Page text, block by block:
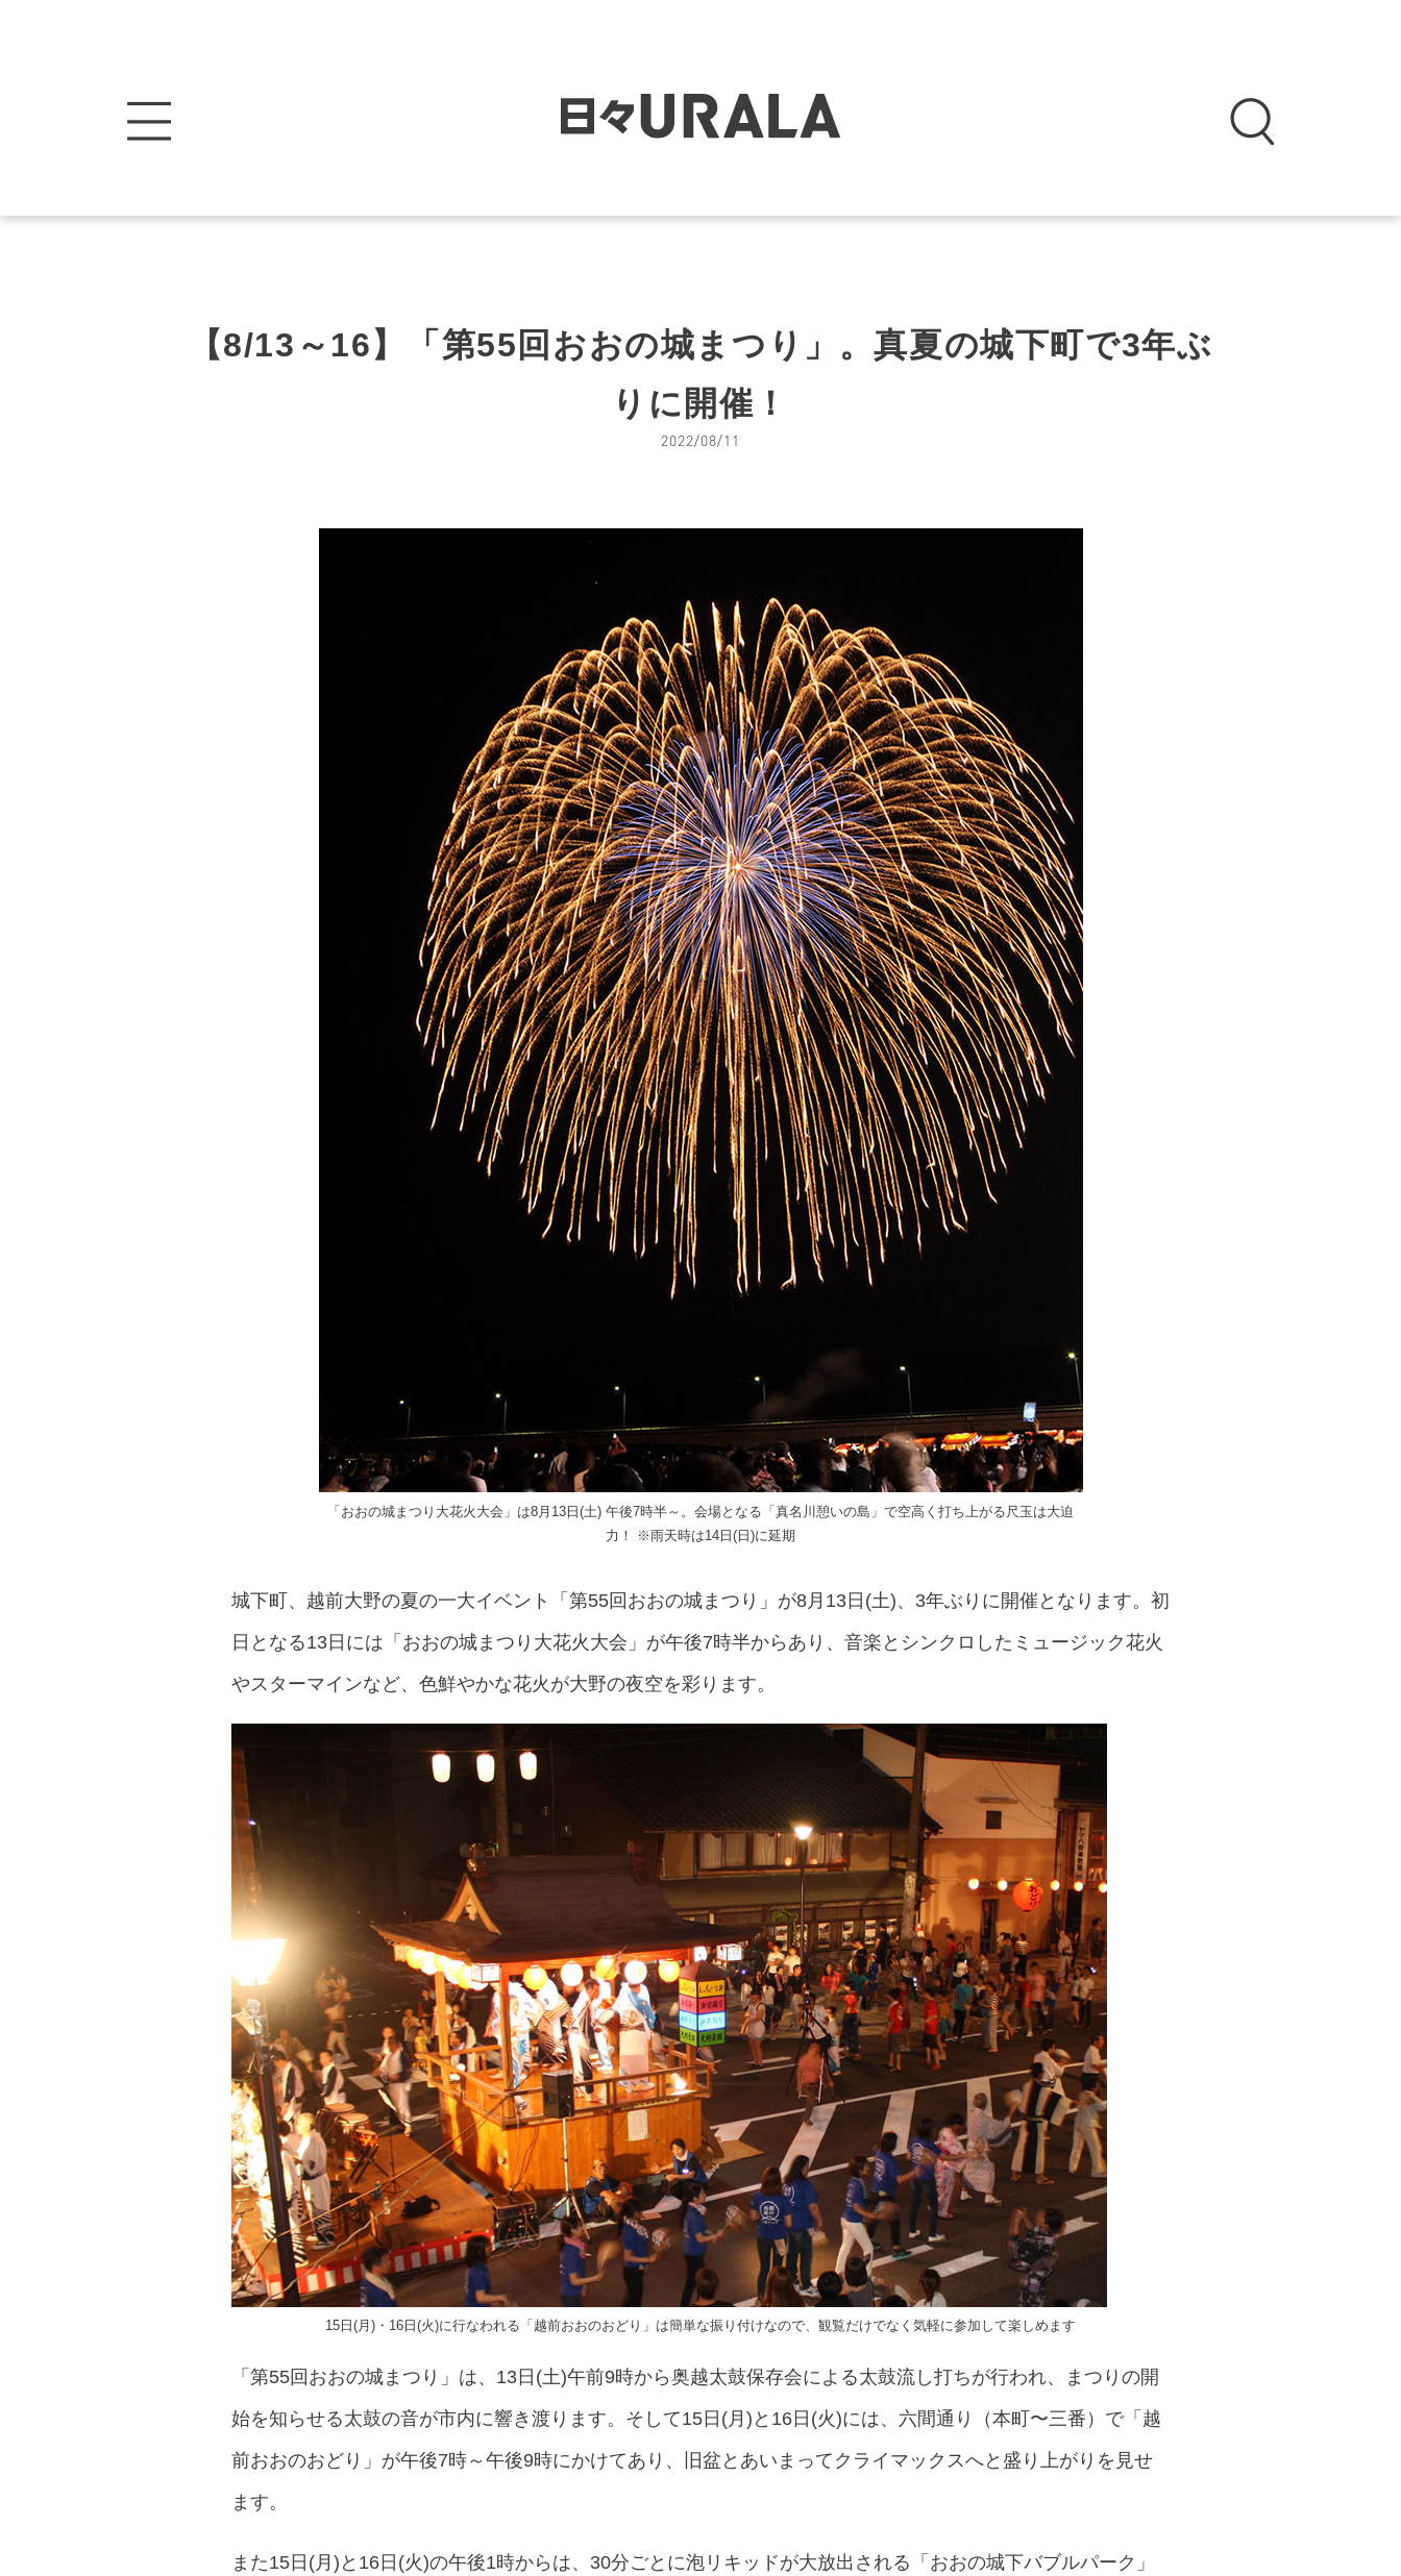
【8/13～16】「第55回おおの城まつり」。真夏の城下町で3年ぶ
りに開催！
2022/08/11
「おおの城まつり大花火大会」は8月13日(土) 午後7時半～。会場となる「真名川憩いの島」で空高く打ち上がる尺玉は大迫
力！ ※雨天時は14日(日)に延期
城下町、越前大野の夏の一大イベント「第55回おおの城まつり」が8月13日(土)、3年ぶりに開催となります。初
日となる13日には「おおの城まつり大花火大会」が午後7時半からあり、音楽とシンクロしたミュージック花火
やスターマインなど、色鮮やかな花火が大野の夜空を彩ります。
15日(月)・16日(火)に行なわれる「越前おおのおどり」は簡単な振り付けなので、観覧だけでなく気軽に参加して楽しめます
「第55回おおの城まつり」は、13日(土)午前9時から奥越太鼓保存会による太鼓流し打ちが行われ、まつりの開
始を知らせる太鼓の音が市内に響き渡ります。そして15日(月)と16日(火)には、六間通り（本町〜三番）で「越
前おおのおどり」が午後7時～午後9時にかけてあり、旧盆とあいまってクライマックスへと盛り上がりを見せ
ます。
また15日(月)と16日(火)の午後1時からは、30分ごとに泡リキッドが大放出される「おおの城下バブルパーク」